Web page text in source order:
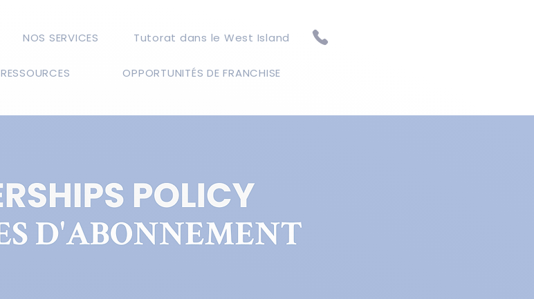
NOS SERVICES Tutorat dans le West Island
RESSOURCES OPPORTUNITÉS DE FRANCHISE